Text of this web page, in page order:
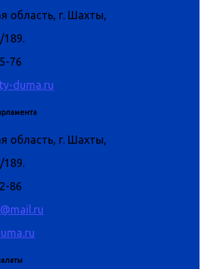
область, г. Шахты,
189.
76
duma.ru
область, г. Шахты,
189.
86